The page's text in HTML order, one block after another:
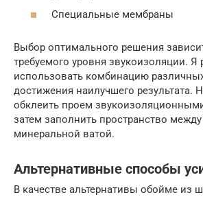
Специальные мембраны
Выбор оптимального решения
требуемого уровня звукоизоляции.
использовать комбинацию
достижения наилучшего результата.
обклеить проем
затем заполнить пространство
минеральной ватой.
Альтернативные способы
В качестве альтернативы обойме из